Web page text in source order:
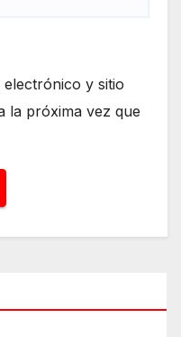
y sitio
la próxima vez que